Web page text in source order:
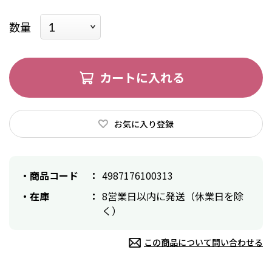
数量
カートに入れる
お気に入り登録
商品コード
4987176100313
在庫
8営業日以内に発送（休業日を除
く）
この商品について問い合わせる